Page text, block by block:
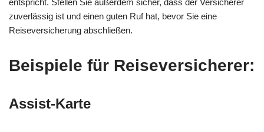
entspricht. Stellen Sie außerdem sicher, dass der Versicherer
zuverlässig ist und einen guten Ruf hat, bevor Sie eine
Reiseversicherung abschließen.
Beispiele für Reiseversicherer:
Assist-Karte